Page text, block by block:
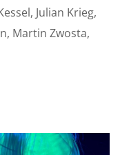
Julian Krieg,
Martin Zwosta,